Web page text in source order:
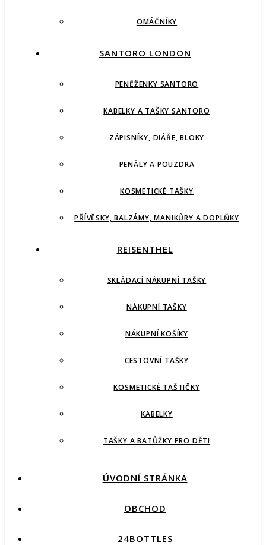
OMÁČNÍKY
SANTORO LONDON
PENĚŽENKY SANTORO
KABELKY A TAŠKY SANTORO
ZÁPISNÍKY, DIÁŘE, BLOKY
PENÁLY A POUZDRA
KOSMETICKÉ TAŠKY
PŘÍVĚSKY, BALZÁMY, MANIKŮRY A DOPLŇKY
REISENTHEL
SKLÁDACÍ NÁKUPNÍ TAŠKY
NÁKUPNÍ TAŠKY
NÁKUPNÍ KOŠÍKY
CESTOVNÍ TAŠKY
KOSMETICKÉ TAŠTIČKY
KABELKY
TAŠKY A BATŮŽKY PRO DĚTI
ÚVODNÍ STRÁNKA
OBCHOD
24BOTTLES